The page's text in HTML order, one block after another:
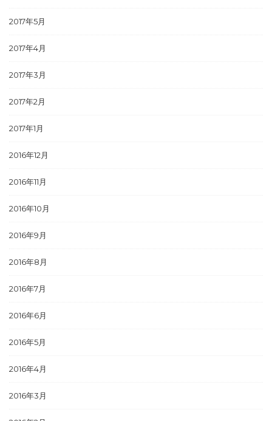
2017年5月
2017年4月
2017年3月
2017年2月
2017年1月
2016年12月
2016年11月
2016年10月
2016年9月
2016年8月
2016年7月
2016年6月
2016年5月
2016年4月
2016年3月